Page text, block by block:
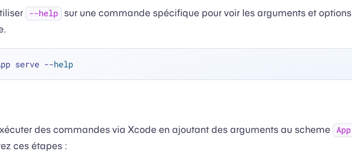
--help
sur une commande spécifique pour voir les arguments et options
serve --help
des commandes via Xcode en ajoutant des arguments au scheme App
ces étapes :